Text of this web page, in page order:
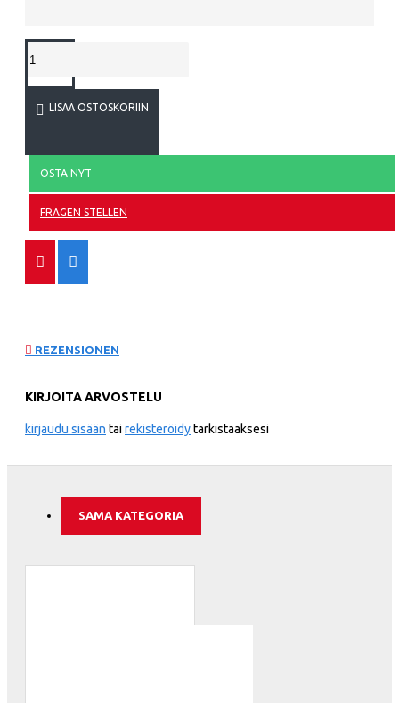
LISÄÄ OSTOSKORIIN
OSTA NYT
FRAGEN STELLEN
REZENSIONEN
KIRJOITA ARVOSTELU
kirjaudu sisään tairekisteröidytarkistaaksesi
SAMA KATEGORIA